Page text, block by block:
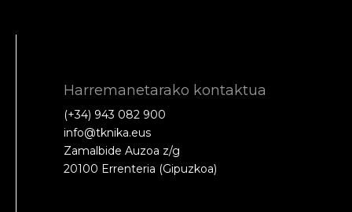
Harremanetarako kontaktua
(+34) 943 082 900
info@tknika.eus
Zamalbide Auzoa z/g
20100 Errenteria (Gipuzkoa)